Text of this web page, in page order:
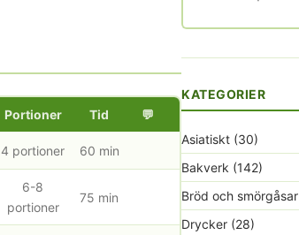
Portioner Tid 💬
4 portioner 60 min
6-8
portioner
75 min
KATEGORIER
Asiatiskt (30)
Bakverk (142)
Bröd och smörgåsar
Drycker (28)